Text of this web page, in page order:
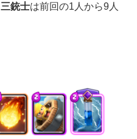
三銃士は前回の1人から9人